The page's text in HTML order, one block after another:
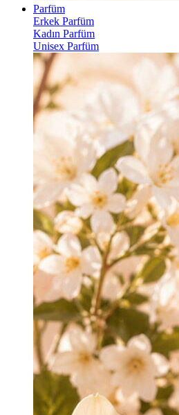
Parfüm
Erkek Parfüm
Kadın Parfüm
Unisex Parfüm